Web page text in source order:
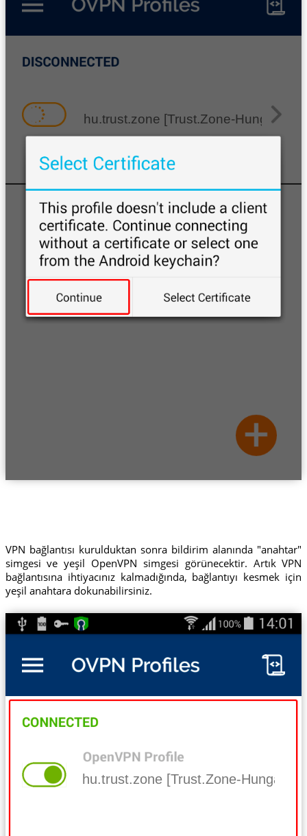
hu.trust.zone [Trust.Zone-Hungary]
VPN bağlantısı kurulduktan sonra bildirim alanında "anahtar"
simgesi ve yeşil OpenVPN simgesi görünecektir. Artık VPN
bağlantısına ihtiyacınız kalmadığında, bağlantıyı kesmek için
yeşil anahtara dokunabilirsiniz.
hu.trust.zone [Trust.Zone-Hungary]